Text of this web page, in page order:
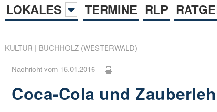
LOKALES
TERMINE RLP
KULTUR | BUCHHOLZ (WESTERWALD)
Nachricht vom 15.01.2016
Coca-Cola und